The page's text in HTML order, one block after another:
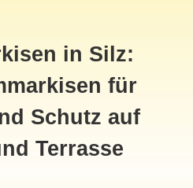
in Silz:
für
Schutz auf
Terrasse